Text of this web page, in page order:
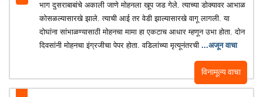
विनामूल्य वाचा
भाग दुसराबाबांचे अकाली जाणे मोहनला खूप जड गेले. त्याच्या डोक्यावर आभाळ
कोसळल्यासारखे झाले. त्याची आई तर वेडी झाल्यासारखे वागू लागली. या
दोघांना सांभाळण्यासाठी मोहनचा मामा हा एकटाच आधार म्हणून उभा होता. दोन
दिवसांनी मोहनचा इंग्रजीचा पेपर होता. वडिलांच्या मृत्यूनंतरची ...अजून वाचा